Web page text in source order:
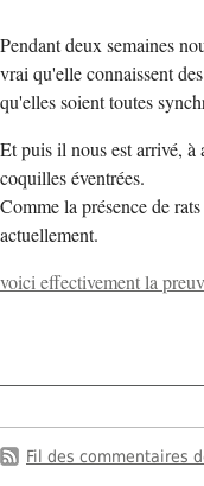
Pendant deux semaines
vrai qu'elle connaissent
qu'elles soient toutes
Et puis il nous est arrivé, à
coquilles éventrées.
Comme la présence de
actuellement.
voici effectivement la
Fil des commentaires